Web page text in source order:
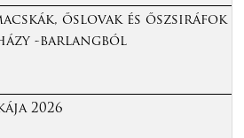
őslovak és őszsiráfok
-barlangból
2026